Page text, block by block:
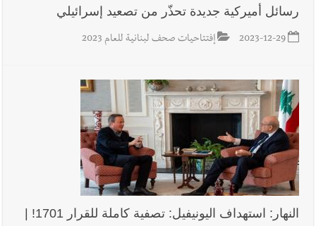
رسائل أميركية جديدة تحذّر من تصعيد إسرائيلي
2023-12-29 إفتتاحيات صحف لبنانية للعام 2023
النهار: استهداف اليونيفيل: تصفية كاملة للقرار 1701! |